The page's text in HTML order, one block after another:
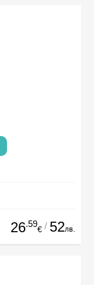
26.59
€ / 52лв.